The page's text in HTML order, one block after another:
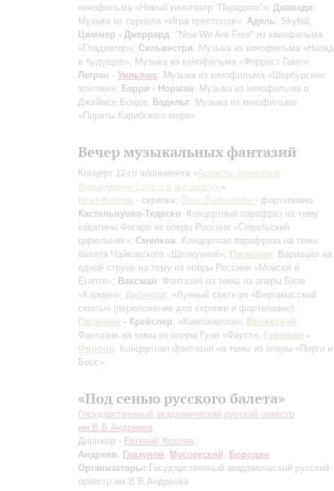
кинофильма «Новый кинотеатр “Парадизо”»; Джавади:
Музыка из сериала «Игра престолов»; Адель: Skyfall;
Циммер - Джеррард: "Now We Are Free" из кинофильма
«Гладиатор»; Сильвестри: Музыка из кинофильма «Назад
в будущее», Музыка из кинофильма «Форрест Гамп»;
Легран - Уильямс: Музыка из кинофильма «Шербурские
зонтики»; Барри - Норман: Музыка из кинофильма о
Джеймсе Бонде; Бадельт: Музыка из кинофильма
«Пираты Карибского моря»
Вечер музыкальных фантазий
Концерт 12-го абонемента «Артисты оркестров
филармонии соло и в ансамблях»
Илья Козлов - скрипка; Олег Вайнштейн - фортепиано
Кастельнуово-Тедеско: Концертный парафраз на тему
каватины Фигаро из оперы Россини «Севильский
цирюльник»; Смелков: Концертная парафраза на темы
балета Чайковского «Щелкунчик»; Паганини: Вариации на
одной струне на тему из оперы Россини «Моисей в
Египте»; Ваксман: Фантазия на темы из оперы Бизе
«Кармен»; Дебюсси: «Лунный свет» из «Бергамасcкой
сюиты» (переложение для скрипки и фортепиано);
Паганини - Крейслер: «Кампанелла»; Венявский:
Фантазия на темы из оперы Гуно «Фауст»; Гершвин -
Фролов: Концертная фантазия на темы из оперы «Порги и
Бесс»
«Под сенью русского балета»
Государственный академический русский оркестр
им.В.В.Андреева
Дирижер - Евгений Хохлов
Андреев, Глазунов, Мусоргский, Бородин
Организаторы: Государственный академический русский
оркестр им.В.В.Андреева